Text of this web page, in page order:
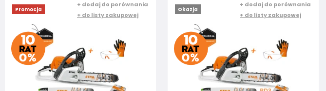
Promocja
+ dodaj do porównania
+ do listy zakupowej
Okazja
+ dodaj do porównania
+ do listy zakupowej